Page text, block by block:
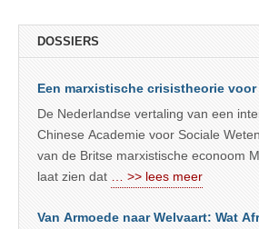
DOSSIERS
Een marxistische crisistheorie voor
De Nederlandse vertaling van een
Chinese Academie voor Sociale
van de Britse marxistische econoom
laat zien dat
… >> lees meer
Van Armoede naar Welvaart: Wat